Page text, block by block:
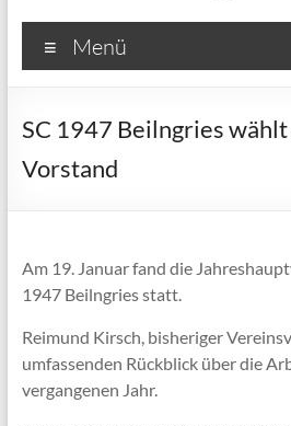
Menü
SC 1947 Beilngries
Vorstand
Am 19. Januar fand die
1947 Beilngries statt.
Reimund Kirsch, bisheriger
umfassenden Rückblick über die
vergangenen Jahr.